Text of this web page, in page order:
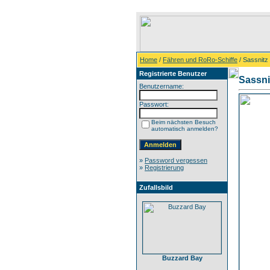
Home / Fähren und RoRo-Schiffe / Sassnitz
Registrierte Benutzer
Benutzername:
Passwort:
Beim nächsten Besuch
automatisch anmelden?
» Password vergessen
» Registrierung
Zufallsbild
Buzzard Bay